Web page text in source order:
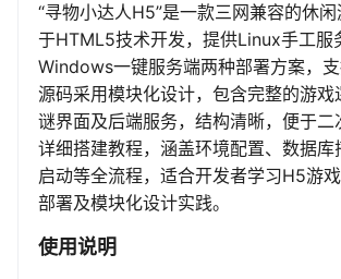
“寻物小达人H5”是一款三网兼容的休
于HTML5技术开发，提供Linux手工服
Windows一键服务端两种部署方案，支
源码采用模块化设计，包含完整的游戏
谜界面及后端服务，结构清晰，便于二
详细搭建教程，涵盖环境配置、数据库
启动等全流程，适合开发者学习H5游
部署及模块化设计实践。
使用说明